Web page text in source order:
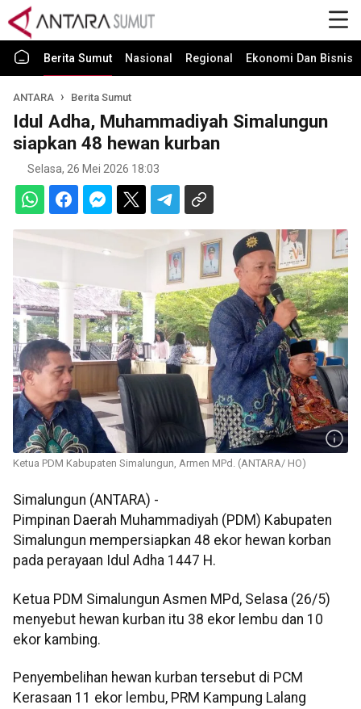
Berita Sumut Nasional Regional Ekonomi Dan Bisnis
ANTARA Berita Sumut
Idul Adha, Muhammadiyah Simalungun
siapkan 48 hewan kurban
Selasa, 26 Mei 2026 18:03
Ketua PDM Kabupaten Simalungun, Armen MPd. (ANTARA/ HO)
Simalungun (ANTARA) -
Pimpinan Daerah Muhammadiyah (PDM) Kabupaten
Simalungun mempersiapkan 48 ekor hewan korban
pada perayaan Idul Adha 1447 H.
Ketua PDM Simalungun Asmen MPd, Selasa (26/5)
menyebut hewan kurban itu 38 ekor lembu dan 10
ekor kambing.
Penyembelihan hewan kurban tersebut di PCM
Kerasaan 11 ekor lembu, PRM Kampung Lalang